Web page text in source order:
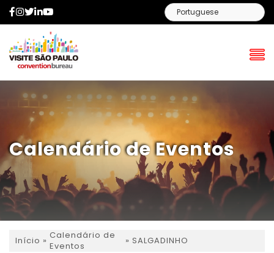
Facebook
Instagram
Twitter
LinkedIn
Calendário de Eventos
Início » Calendário de
Eventos
» SALGADINHO